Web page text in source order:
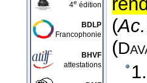
4e édition
BDLP
Francophonie
BHVF
attestations
(Ac.
(